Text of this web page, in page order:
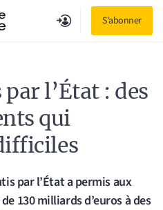
S'abonner
l’État : des
qui
par l’État a permis aux
130 milliards d’euros à des